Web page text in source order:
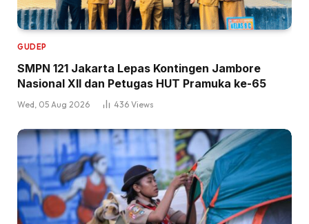
GUDEP
SMPN 121 Jakarta Lepas Kontingen Jambore
Nasional XII dan Petugas HUT Pramuka ke-65
Wed, 05 Aug 2026 436 Views